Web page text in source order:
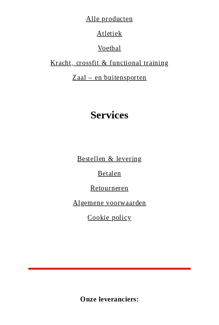
Alle producten
Atletiek
Voetbal
Kracht, crossfit & functional training
Zaal – en buitensporten
Services
Bestellen & levering
Betalen
Retourneren
Algemene voorwaarden
Cookie policy
Onze leveranciers: